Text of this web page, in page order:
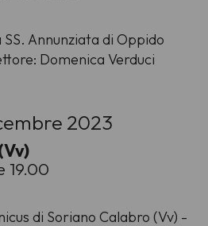
Annunziata di Oppido
Domenica Verduci
2023
19.00
di Soriano Calabro (Vv) -